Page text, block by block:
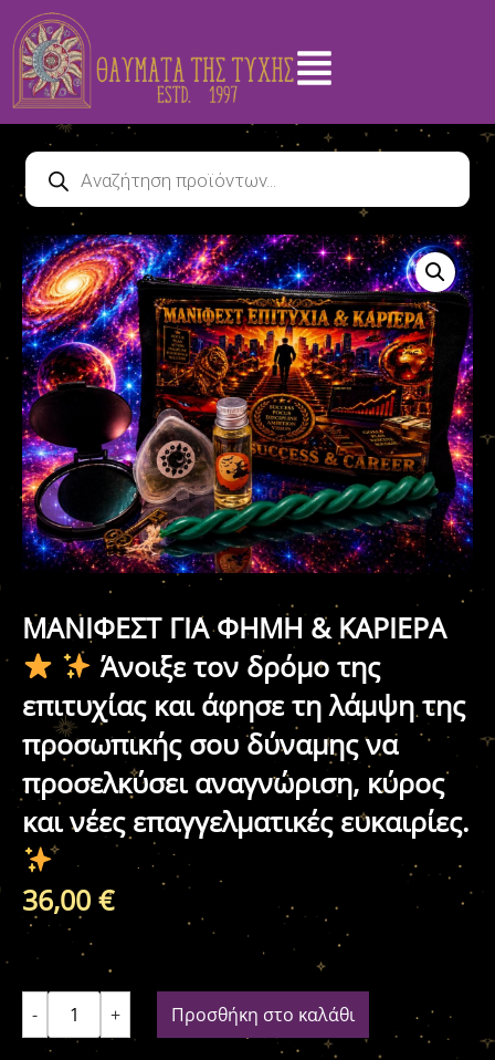
ΜΑΝΙΦΕΣΤ ΓΙΑ ΦΗΜΗ & ΚΑΡΙΕΡΑ
Άνοιξε τον δρόμο της
επιτυχίας και άφησε τη λάμψη της
προσωπικής σου δύναμης να
προσελκύσει αναγνώριση, κύρος
και νέες επαγγελματικές ευκαιρίες.
36,00 €
- + Προσθήκη στο καλάθι